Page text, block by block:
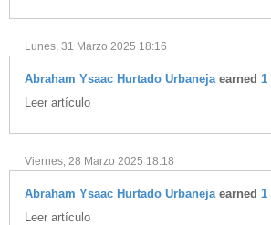
Lunes, 31 Marzo 2025 18:16
Abraham Ysaac Hurtado Urbanejaearned 1
Leer artículo
Viernes, 28 Marzo 2025 18:18
Abraham Ysaac Hurtado Urbanejaearned 1
Leer artículo